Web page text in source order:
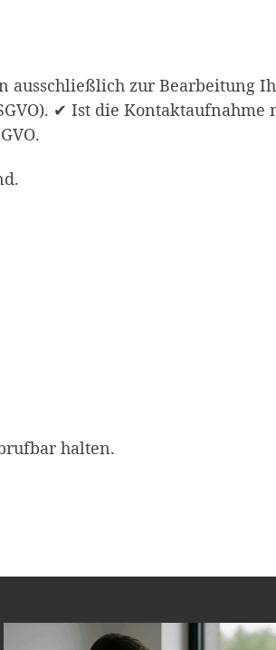
ausschließlich zur Bearbeitung
✔ Ist die Kontaktaufnahme
halten.